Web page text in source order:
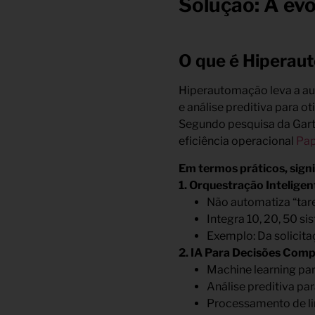
Solução: A
O que é
Hiperautomação leva a
e análise preditiva para
Segundo pesquisa da
eficiência operacional
Em termos práticos,
1. Orquestração
Não automatiza
Integra 10, 20, 50
Exemplo: Da
2. IA Para Decisões
Machine learning
Análise preditiva
Processamento de